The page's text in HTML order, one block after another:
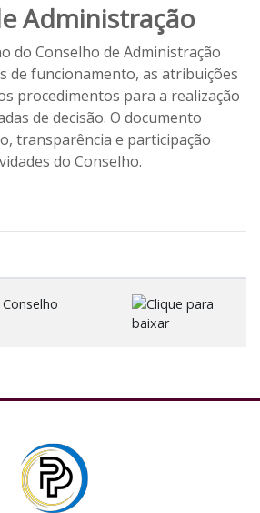
Administração
do Conselho de Administração
de funcionamento, as atribuições
procedimentos para a realização
de decisão. O documento
transparência e participação
do Conselho.